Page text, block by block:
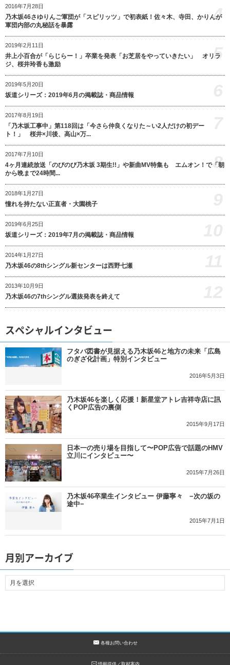
2016年7月28日
乃木坂46さゆりんご軍団が「スピリッツ」で初表紙！佐々木、寺田、かりんが
軍団内部の丸秘話を暴露
4
2019年2月11日
井上小百合が「らじらー！」卒業を発表「お芝居をやっていきたい」 オリラ
ジ、桜井玲香も激励
5
2019年5月20日
坂道シリーズ：2019年6月の掲載誌・商品情報
2017年8月19日
「乃木坂工事中」第118回は「今さら仲良くなりた～い2人だけの初デー
ト！」 桜井×川後、高山×万...
2017年7月10日
4ヶ月連続放送「のびのび乃木坂 3期生!!」や新曲MV特集も エムオン！で「朝
から晩まで24時間...
8
2018年1月27日
憧れを持たない正直者・大園桃子
2019年6月25日
坂道シリーズ：2019年7月の掲載誌・商品情報
2014年1月27日
乃木坂46の8thシングル新センターは西野七瀬
2013年10月9日
乃木坂46の7thシングル選抜発表を終えて
スペシャルインタビュー
フタバ図書が見据える乃木坂46と地方の未来「広島
のぎざ化計画」特別インタビュー
2016年5月3日
乃木坂46を楽しく応援！新星堂アトレ吉祥寺店に訊
くPOP広告の裏側
2015年9月17日
日本一の売り場を目指して〜POP広告で話題のHMV
立川にインタビュー〜
2015年7月26日
乃木坂46卒業生インタビュー 伊藤寧々 −次の坂の
途中−
2015年7月1日
月別アーカイブ
各種お問い合わせ